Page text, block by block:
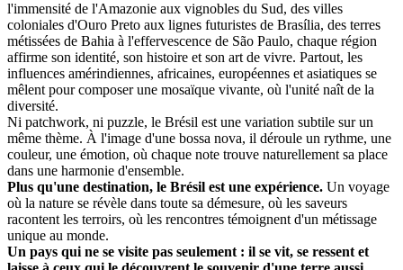
l'immensité de l'Amazonie aux vignobles du Sud, des villes
coloniales d'Ouro Preto aux lignes futuristes de Brasília, des terres
métissées de Bahia à l'effervescence de São Paulo, chaque région
affirme son identité, son histoire et son art de vivre. Partout, les
influences amérindiennes, africaines, européennes et asiatiques se
mêlent pour composer une mosaïque vivante, où l'unité naît de la
diversité.
Ni patchwork, ni puzzle, le Brésil est une variation subtile sur un
même thème. À l'image d'une bossa nova, il déroule un rythme, une
couleur, une émotion, où chaque note trouve naturellement sa place
dans une harmonie d'ensemble.
Plus qu'une destination, le Brésil est une expérience. Un voyage
où la nature se révèle dans toute sa démesure, où les saveurs
racontent les terroirs, où les rencontres témoignent d'un métissage
unique au monde.
Un pays qui ne se visite pas seulement : il se vit, se ressent et